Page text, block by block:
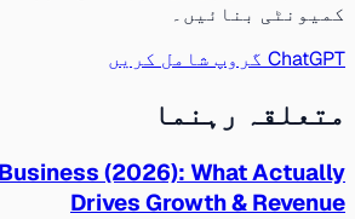
کمیونٹی بنائیں۔
ChatGPT گروپ شامل کریں
متعلقہ رہنما
(2026): What Actually
Drives Growth & Revenue